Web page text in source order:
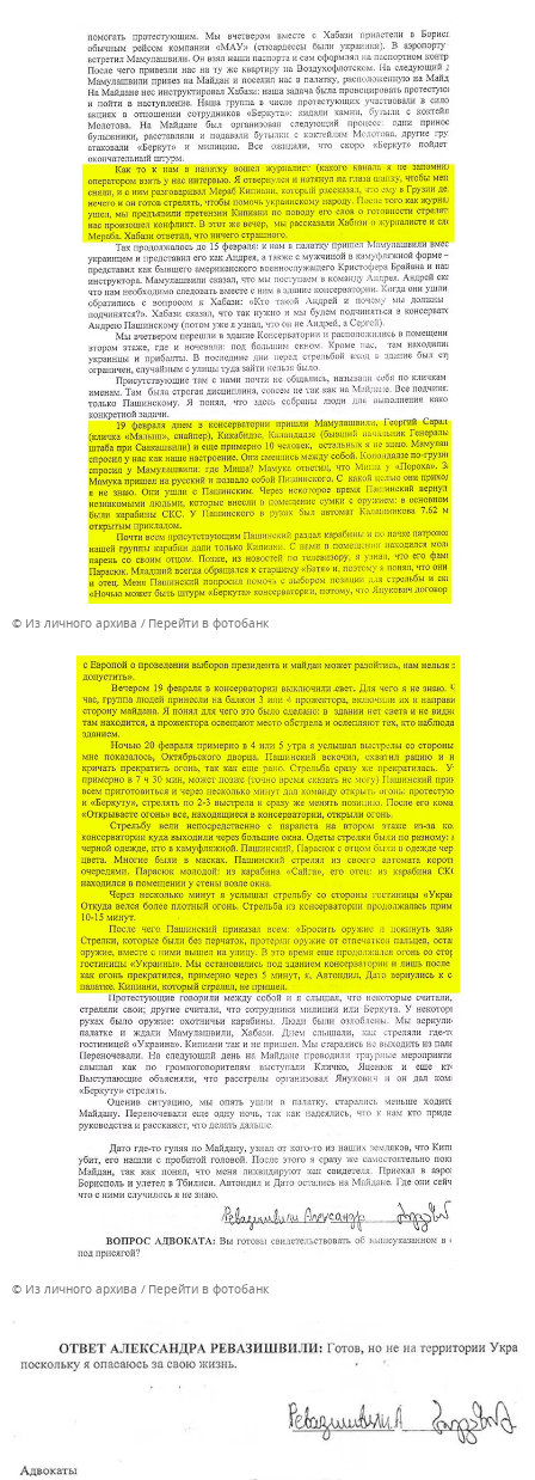
© Из личного архива Перейти в фотобанк
© Из личного архива Перейти в фотобанк